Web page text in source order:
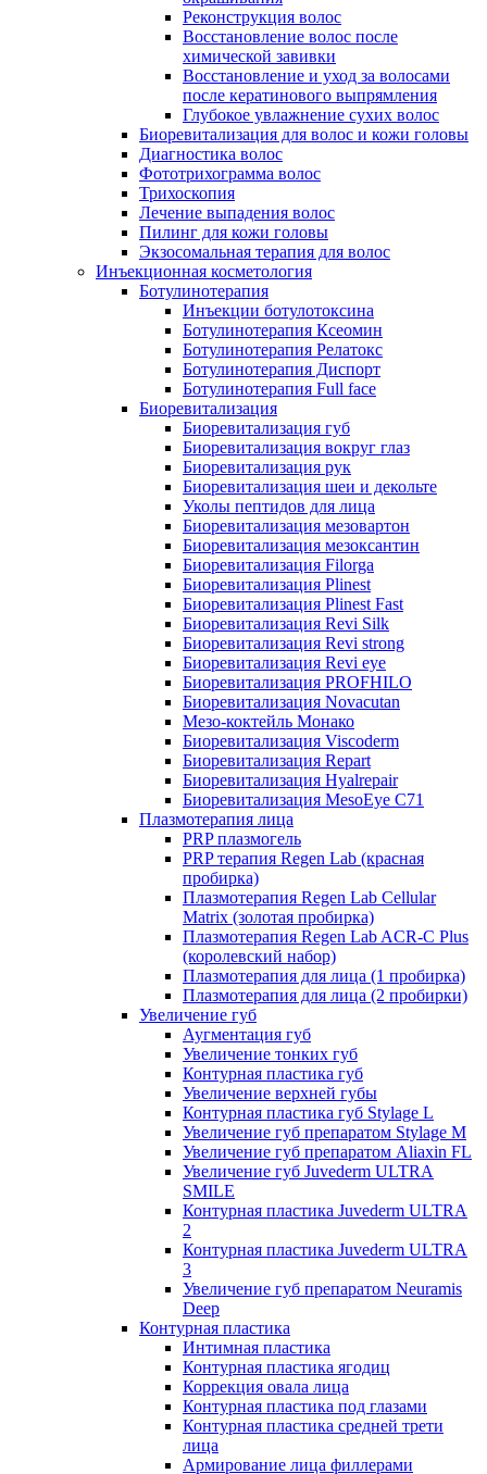
Реконструкция волос
Восстановление волос после
химической завивки
Восстановление и уход за волосами
после кератинового выпрямления
Глубокое увлажнение сухих волос
Биоревитализация для волос и кожи головы
Диагностика волос
Фототрихограмма волос
Трихоскопия
Лечение выпадения волос
Пилинг для кожи головы
Экзосомальная терапия для волос
Инъекционная косметология
Ботулинотерапия
Инъекции ботулотоксина
Ботулинотерапия Ксеомин
Ботулинотерапия Релатокс
Ботулинотерапия Диспорт
Ботулинотерапия Full face
Биоревитализация
Биоревитализация губ
Биоревитализация вокруг глаз
Биоревитализация рук
Биоревитализация шеи и декольте
Уколы пептидов для лица
Биоревитализация мезовартон
Биоревитализация мезоксантин
Биоревитализация Filorga
Биоревитализация Plinest
Биоревитализация Plinest Fast
Биоревитализация Revi Silk
Биоревитализация Revi strong
Биоревитализация Revi eye
Биоревитализация PROFHILO
Биоревитализация Novacutan
Мезо-коктейль Монако
Биоревитализация Viscoderm
Биоревитализация Repart
Биоревитализация Hyalrepair
Биоревитализация MesoEye C71
Плазмотерапия лица
PRP плазмогель
PRP терапия Regen Lab (красная
пробирка)
Плазмотерапия Regen Lab Cellular
Matrix (золотая пробирка)
Плазмотерапия Regen Lab ACR-C Plus
(королевский набор)
Плазмотерапия для лица (1 пробирка)
Плазмотерапия для лица (2 пробирки)
Увеличение губ
Аугментация губ
Увеличение тонких губ
Контурная пластика губ
Увеличение верхней губы
Контурная пластика губ Stylage L
Увеличение губ препаратом Stylage M
Увеличение губ препаратом Aliaxin FL
Увеличение губ Juvederm ULTRA
SMILE
Контурная пластика Juvederm ULTRA
2
Контурная пластика Juvederm ULTRA
3
Увеличение губ препаратом Neuramis
Deep
Контурная пластика
Интимная пластика
Контурная пластика ягодиц
Коррекция овала лица
Контурная пластика под глазами
Контурная пластика средней трети
лица
Армирование лица филлерами